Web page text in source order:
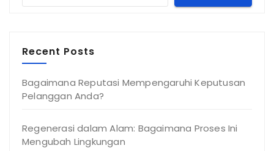
Recent Posts
Bagaimana Reputasi Mempengaruhi Keputusan
Pelanggan Anda?
Regenerasi dalam Alam: Bagaimana Proses Ini
Mengubah Lingkungan